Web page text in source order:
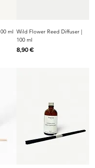
ml Wild Flower Reed Diffuser |
100 ml
Cijena
8,90 €